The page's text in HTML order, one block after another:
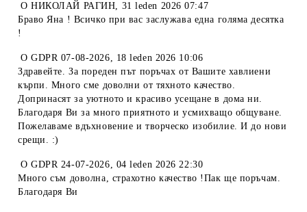
OНИКОЛАЙ РАГИН, 31 leden 2026 07:47
Браво Яна ! Всичко при вас заслужава една голяма десятка
!
OGDPR 07-08-2026, 18 leden 2026 10:06
Здравейте. За пореден път поръчах от Вашите хавлиени
кърпи. Много сме доволни от тяхното качество.
Допринасят за уютното и красиво усещане в дома ни.
Благодаря Ви за много приятното и усмихващо общуване.
Пожелаваме вдъхновение и творческо изобилие. И до нови
срещи. :)
OGDPR 24-07-2026, 04 leden 2026 22:30
Много съм доволна, страхотно качество !Пак ще поръчам.
Благодаря Ви